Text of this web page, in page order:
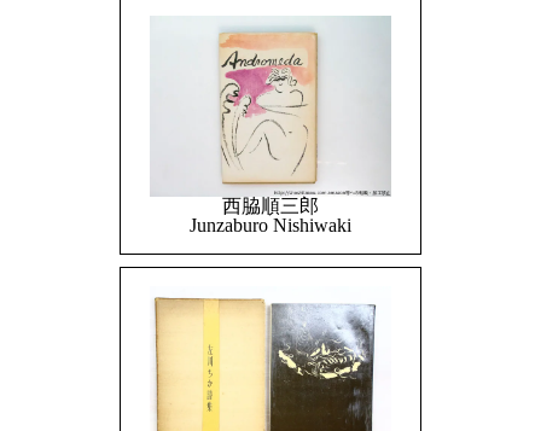
西脇順三郎
Junzaburo Nishiwaki